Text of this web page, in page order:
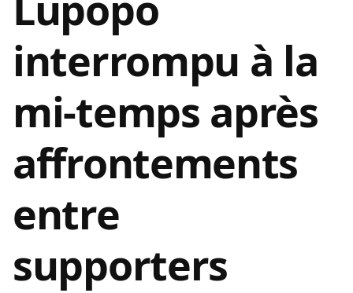
interrompu à la
mi-temps après
affrontements
entre
supporters